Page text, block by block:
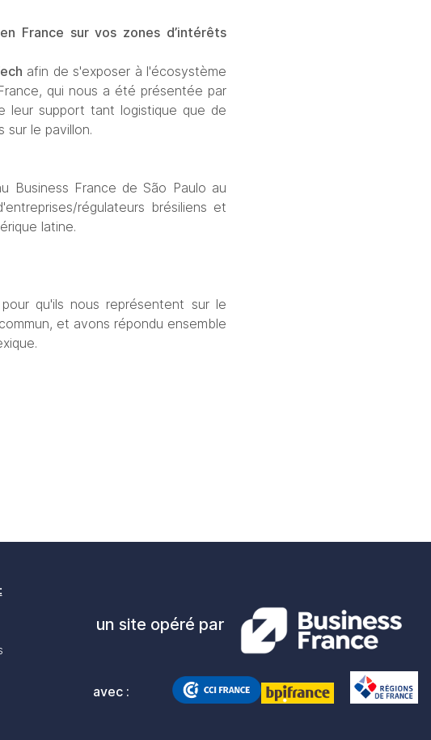
France sur vos zones d’intérêts
afin de s'exposer à l'écosystème
qui nous a été présentée par
leur support tant logistique que de
sur le pavillon.
Business France de São Paulo au
régulateurs brésiliens et
latine.
qu'ils nous représentent sur le
et avons répondu ensemble
un site opéré par
avec :